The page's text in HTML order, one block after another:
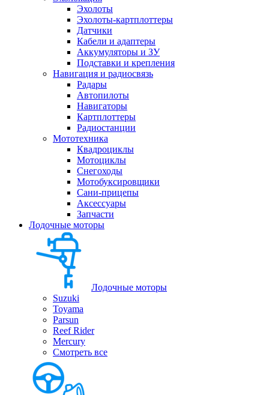
Эхолоты
Эхолоты-картплоттеры
Датчики
Кабели и адаптеры
Аккумуляторы и ЗУ
Подставки и крепления
Навигация и радиосвязь
Радары
Автопилоты
Навигаторы
Картплоттеры
Радиостанции
Мототехника
Квадроциклы
Мотоциклы
Снегоходы
Мотобуксировщики
Сани-прицепы
Аксессуары
Запчасти
Лодочные моторы
Лодочные моторы
Suzuki
Toyama
Parsun
Reef Rider
Mercury
Смотреть все